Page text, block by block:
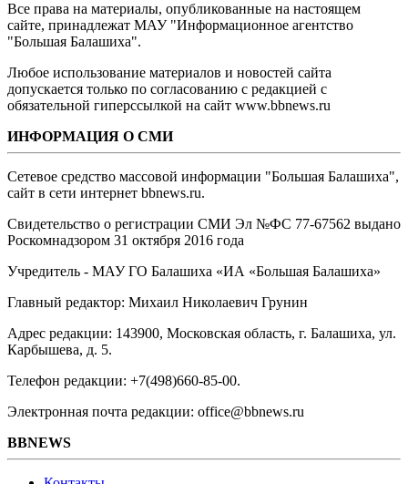
Все права на материалы, опубликованные на настоящем
сайте, принадлежат МАУ "Информационное агентство
"Большая Балашиха".
Любое использование материалов и новостей сайта
допускается только по согласованию с редакцией с
обязательной гиперссылкой на сайт www.bbnews.ru
ИНФОРМАЦИЯ О СМИ
Сетевое средство массовой информации "Большая Балашиха",
сайт в сети интернет bbnews.ru.
Свидетельство о регистрации СМИ Эл №ФС ‎77-67562 выдано
Роскомнадзором 31 октября 2016 года
Учредитель - МАУ ГО Балашиха «ИА «Большая Балашиха»
Главный редактор: Михаил Николаевич Грунин
Адрес редакции: 143900, Московская область, г. Балашиха, ул.
Карбышева, д. 5.
Телефон редакции: +7(498)660-85-00.
Электронная почта редакции: office@bbnews.ru
BBNEWS